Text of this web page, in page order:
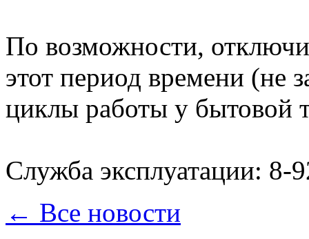
По возможности,
этот период времени (не
циклы работы у бытовой
Служба эксплуатации: 8-
← Все новости